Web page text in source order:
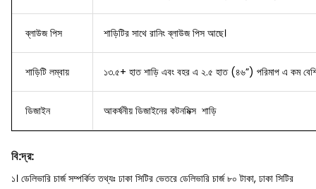
ব্লাউজ পিস শাড়িটির সাথে রানিং ব্লাউজ পিস আছে।
শাড়িটি লম্বায় ১৩.৫+ হাত শাড়ি এবং বহর এ ২.৫ হাত (৪৬”) পরিমাপ এ কম
ডিজাইন আকর্ষনীয় ডিজাইনের কটনমিক্স শাড়ি
বি:দ্র:
১। ডেলিভারি চার্জ সম্পর্কিত তথ্যঃ ঢাকা সিটির ভেতরে ডেলিভারি চার্জ ৮০ টাকা, ঢাকা সিটির